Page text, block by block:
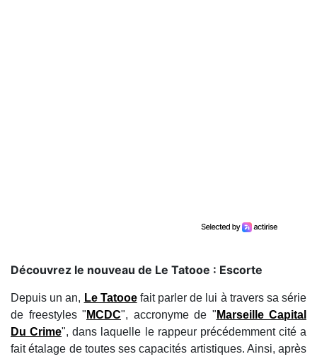
Découvrez le nouveau de Le Tatooe : Escorte
Depuis un an, Le Tatooefait parler de lui à travers sa série
de freestyles " MCDC", accronyme de " Marseille Capital
Du Crime", dans laquelle le rappeur précédemment cité a
fait étalage de toutes ses capacités artistiques. Ainsi, après